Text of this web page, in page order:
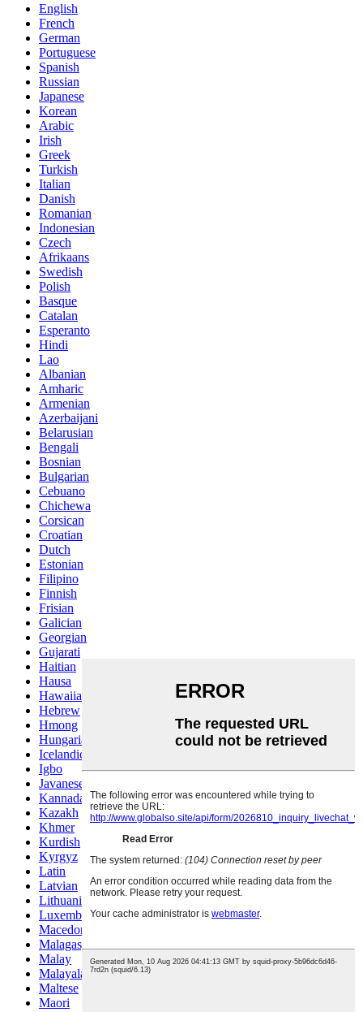
English
French
German
Portuguese
Spanish
Russian
Japanese
Korean
Arabic
Irish
Greek
Turkish
Italian
Danish
Romanian
Indonesian
Czech
Afrikaans
Swedish
Polish
Basque
Catalan
Esperanto
Hindi
Lao
Albanian
Amharic
Armenian
Azerbaijani
Belarusian
Bengali
Bosnian
Bulgarian
Cebuano
Chichewa
Corsican
Croatian
Dutch
Estonian
Filipino
Finnish
Frisian
Galician
Georgian
Gujarati
Haitian
Hausa
Hawaiian
Hebrew
Hmong
Hungarian
Icelandic
Igbo
Javanese
Kannada
Kazakh
Khmer
Kurdish
Kyrgyz
Latin
Latvian
Lithuanian
Luxembou..
Macedonian
Malagasy
Malay
Malayalam
Maltese
Maori